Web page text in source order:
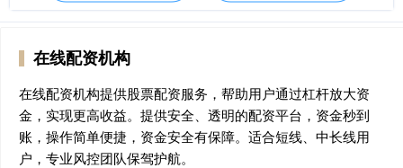
在线配资机构
在线配资机构提供股票配资服务，帮助用户通过杠杆放大资
金，实现更高收益。提供安全、透明的配资平台，资金秒到
账，操作简单便捷，资金安全有保障。适合短线、中长线用
户，专业风控团队保驾护航。